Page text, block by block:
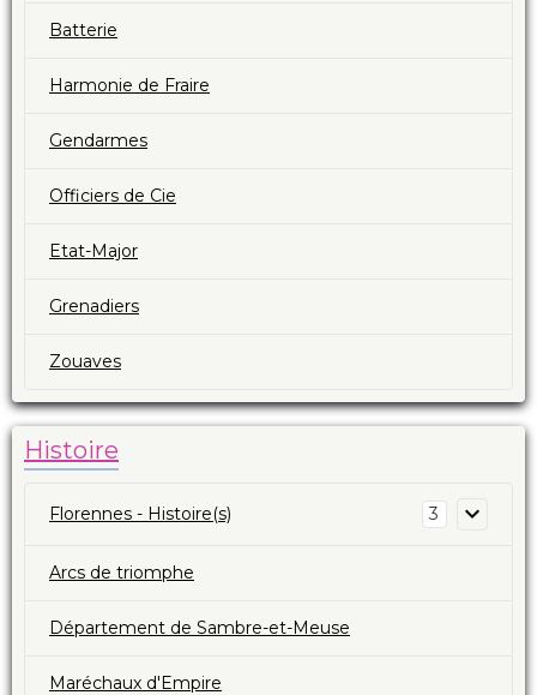
Batterie
Harmonie de Fraire
Gendarmes
Officiers de Cie
Etat-Major
Grenadiers
Zouaves
Histoire
Florennes - Histoire(s) 3
Arcs de triomphe
Département de Sambre-et-Meuse
Maréchaux d'Empire